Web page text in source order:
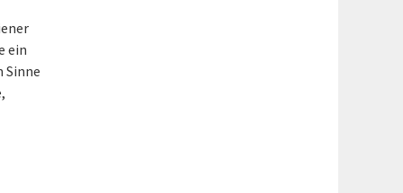
ein
Sinne